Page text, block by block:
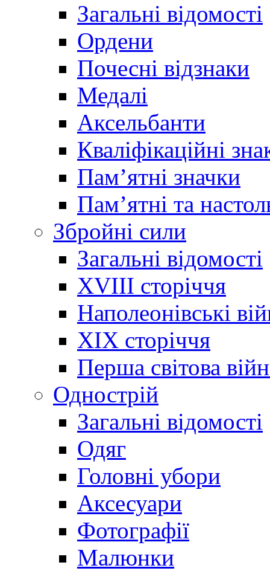
Загальні відомості
Ордени
Почесні відзнаки
Медалі
Аксельбанти
Кваліфікаційні
Памʼятні значки
Памʼятні та
Збройні сили
Загальні відомості
XVIII сторіччя
Наполеонівські
XIX сторіччя
Перша світова
Однострій
Загальні відомості
Одяг
Головні убори
Аксесуари
Фотографії
Малюнки